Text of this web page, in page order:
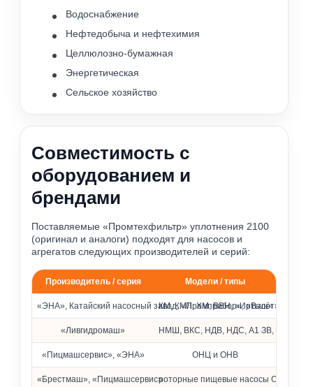
Водоснабжение
Нефтедобыча и нефтехимия
Целлюлозно-бумажная
Энергетическая
Сельское хозяйство
Совместимость с
оборудованием и
брендами
Поставляемые «Промтехфильтр» уплотнения 2100
(оригинал и аналоги) подходят для насосов и
агрегатов следующих производителей и серий:
Совместимость с насосами различных брендов
Производитель / серия Модели / типы
«ЭНА», Катайский насосный завод, «Промприбор», «Взлёт»
КМ, КМЛ, ХМ, ВВН, «Иртыш» и др.
«Ливгидромаш» НМШ, ВКС, НДВ, НДС, А1 ЗВ, КМ
«Пицмашсервис», «ЭНА» ОНЦ и ОНВ
«Брестмаш», «Пицмашсервис»роторные пищевые насосы ОРА